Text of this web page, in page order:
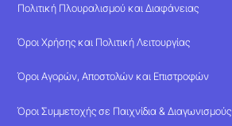
Πολιτική Πλουραλισμού και Διαφάνειας
Όροι Χρήσης και Πολιτική Λειτουργίας
Όροι Αγορών, Αποστολών και Επιστροφών
Όροι Συμμετοχής σε Παιχνίδια & Διαγωνισμούς